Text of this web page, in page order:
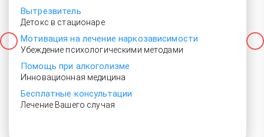
Вытрезвитель
Детокс в стационаре
Мотивация на лечение наркозависимости
Убеждение психологическими методами
Помощь при алкоголизме
Инновационная медицина
Бесплатные консультации
Лечение Вашего случая